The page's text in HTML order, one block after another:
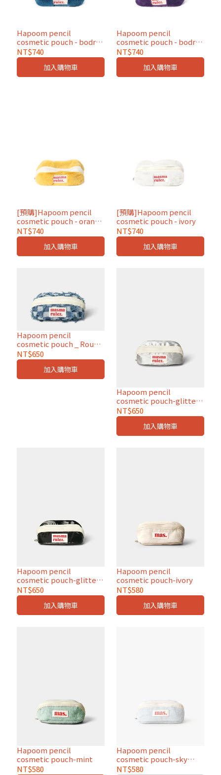
Hapoom pencil
cosmetic pouch - bodry
peacock blue
NT$740
加入購物車
Hapoom pencil
cosmetic pouch - bodry
purple
NT$740
加入購物車
[預購]Hapoom pencil
cosmetic pouch - orange
yellow
NT$740
加入購物車
[預購]Hapoom pencil
cosmetic pouch - ivory
NT$740
加入購物車
Hapoom pencil
cosmetic pouch _ Rough
Denim
NT$650
加入購物車
Hapoom pencil
cosmetic pouch-glittery
silver
NT$650
加入購物車
Hapoom pencil
cosmetic pouch-glittery
black
NT$650
加入購物車
Hapoom pencil
cosmetic pouch-ivory
NT$580
加入購物車
Hapoom pencil
cosmetic pouch-mint
NT$580
Hapoom pencil
cosmetic pouch-sky
blue
NT$580